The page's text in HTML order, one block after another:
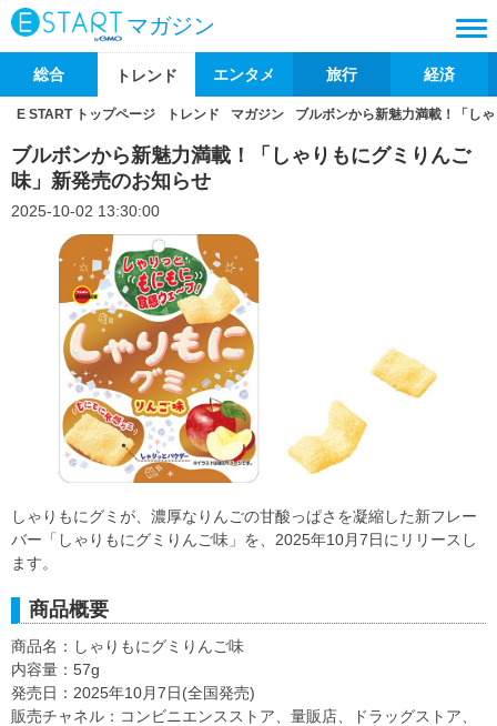
マガジン
総合 トレンド エンタメ 旅行 経済
E START トップページ トレンド マガジン ブルボンから新魅力満載！「し
ブルボンから新魅力満載！「しゃりもにグミりんご
味」新発売のお知らせ
2025-10-02 13:30:00
しゃりもにグミが、濃厚なりんごの甘酸っぱさを凝縮した新フレー
バー「しゃりもにグミりんご味」を、2025年10月7日にリリースし
ます。
商品概要
商品名：しゃりもにグミりんご味
内容量：57g
発売日：2025年10月7日(全国発売)
販売チャネル：コンビニエンスストア、量販店、ドラッグストア、